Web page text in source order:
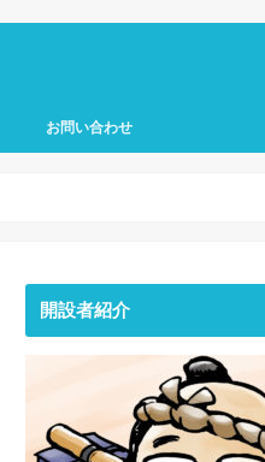
お問い合わせ
開設者紹介